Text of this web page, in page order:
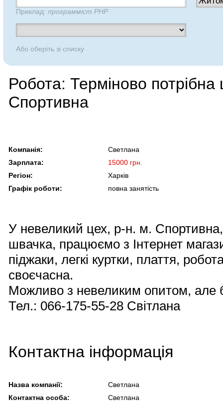
Приклад: программіст PHP
Або оберіть зі списку
Робота: Терміново
Спортивна
Компанія:
Светлана
Зарплата:
15000 грн.
Регіон:
Харків
Графік роботи:
повна занятість
У невеликий цех, р-н. м. Спортивна,
швачка, працюємо з Інтернет
піджаки, легкі куртки, плаття,
своєчасна.
Можливо з невеликим опитом, але
Тел.: 066-175-55-28 Світлана
Контактна інформація
Назва компанії:
Светлана
Контактна особа:
Светлана